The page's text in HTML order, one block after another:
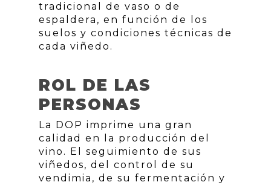
tradicional de vaso o de
espaldera, en función de los
suelos y condiciones técnicas de
cada viñedo.
ROL DE LAS
PERSONAS
La DOP imprime una gran
calidad en la producción del
vino. El seguimiento de sus
viñedos, del control de su
vendimia, de su fermentación y